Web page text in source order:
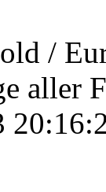
/
aller